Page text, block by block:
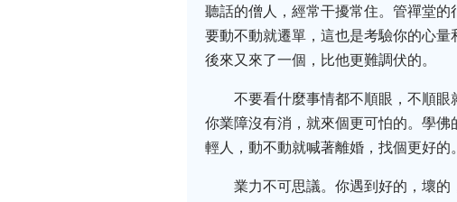
聽話的僧人，經常干擾常住。管禪堂
要動不動就遷單，這也是考驗你的心
後來又來了一個，比他更難調伏的。
不要看什麼事情都不順眼，不順
你業障沒有消，就來個更可怕的。學
輕人，動不動就喊著離婚，找個更好的
業力不可思議。你遇到好的，壞